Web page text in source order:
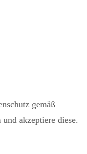
gemäß
akzeptiere diese.